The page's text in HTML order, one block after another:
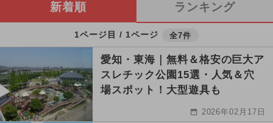
新着順 ランキング
1ページ目 / 1ページ 全7件
愛知・東海｜無料＆格安の巨大ア
スレチック公園15選・人気＆穴
場スポット！大型遊具も
2026年02月17日